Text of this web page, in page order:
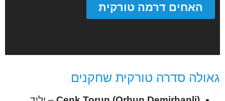
האחים דרמה טורקית
גאולה סדרה טורקית שחקנים